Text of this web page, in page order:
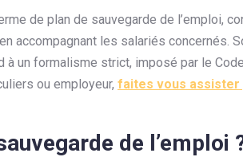
de plan de sauvegarde de l’emploi,
accompagnant les salariés concernés.
à un formalisme strict, imposé par le
ou employeur, faites vous assister
de l’emploi